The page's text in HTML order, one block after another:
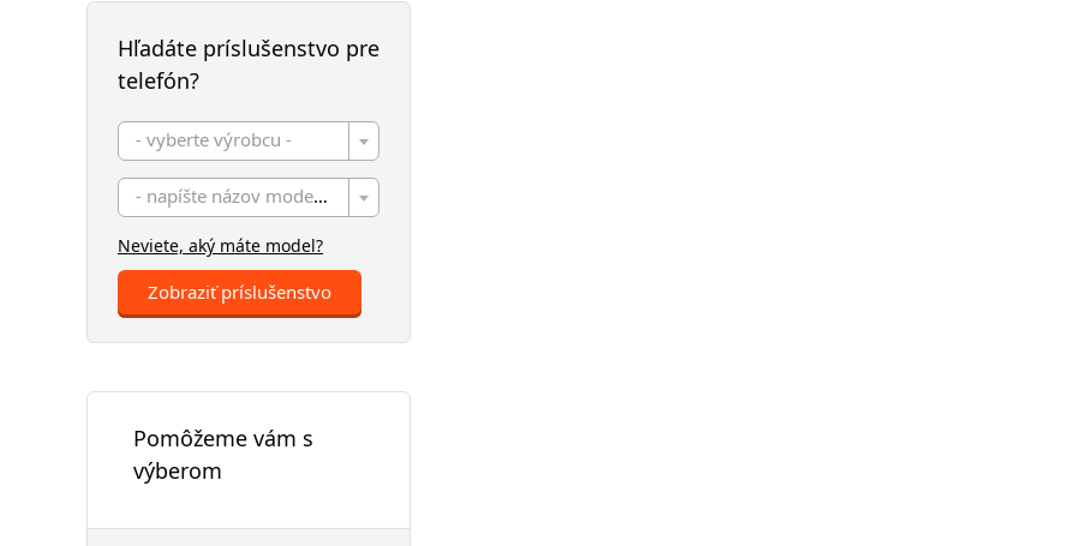
Hľadáte príslušenstvo pre
telefón?
- vyberte výrobcu -
- napíšte názov modelu -
Neviete, aký máte model?
Zobraziť príslušenstvo
Pomôžeme vám s
výberom